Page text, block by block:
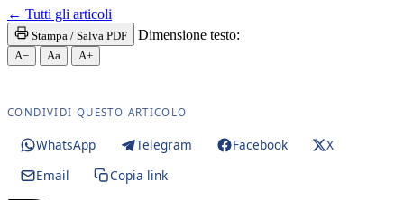
← Tutti gli articoli
Stampa / Salva PDF Dimensione testo:
A− Aa A+
CONDIVIDI QUESTO ARTICOLO
WhatsApp Telegram Facebook
X
Email
Copia link